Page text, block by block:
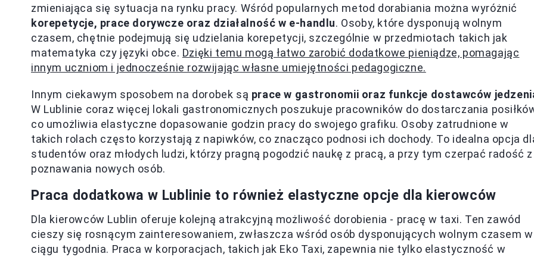
zmieniająca się sytuacja na rynku pracy. Wśród popularnych metod dorabiania można wyróżnić
korepetycje, prace dorywcze oraz działalność w e-handlu. Osoby, które dysponują wolnym
czasem, chętnie podejmują się udzielania korepetycji, szczególnie w przedmiotach takich jak
matematyka czy języki obce. Dzięki temu mogą łatwo zarobić dodatkowe pieniądze, pomagając
innym uczniom i jednocześnie rozwijając własne umiejętności pedagogiczne.
Innym ciekawym sposobem na dorobek są prace w gastronomii oraz funkcje dostawców
W Lublinie coraz więcej lokali gastronomicznych poszukuje pracowników do dostarczania
co umożliwia elastyczne dopasowanie godzin pracy do swojego grafiku. Osoby zatrudnione w
takich rolach często korzystają z napiwków, co znacząco podnosi ich dochody. To idealna opcja
studentów oraz młodych ludzi, którzy pragną pogodzić naukę z pracą, a przy tym czerpać radość z
poznawania nowych osób.
Praca dodatkowa w Lublinie to również elastyczne opcje dla kierowców
Dla kierowców Lublin oferuje kolejną atrakcyjną możliwość dorobienia - pracę w taxi. Ten zawód
cieszy się rosnącym zainteresowaniem, zwłaszcza wśród osób dysponujących wolnym czasem w
ciągu tygodnia. Praca w korporacjach, takich jak Eko Taxi, zapewnia nie tylko elastyczność w